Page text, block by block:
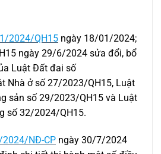
2024/QH15 ngày 18/01/2024;
ngày 29/6/2024 sửa đổi, bổ
Luật Đất đai số
Nhà ở số 27/2023/QH15, Luật
sản số 29/2023/QH15 và Luật
số 32/2024/QH15.
2024/NĐ-CP ngày 30/7/2024